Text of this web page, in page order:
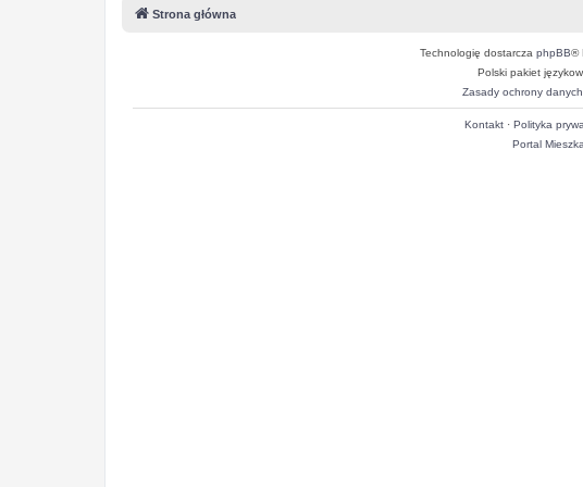
Strona główna
Technologię dostarcza phpBB®
Polski pakiet
Zasady ochrony
Kontakt· Polityka
Portal